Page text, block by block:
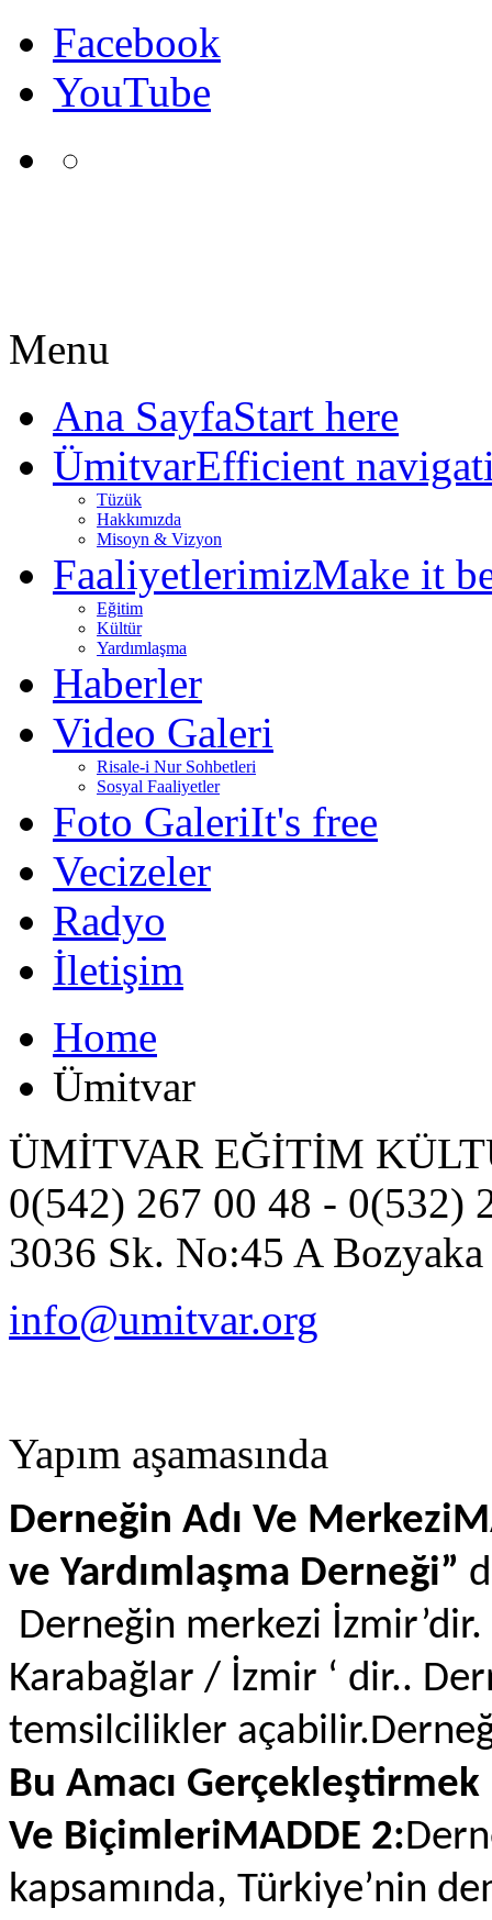
Facebook
YouTube
Menu
Ana SayfaStart here
ÜmitvarEfficient
Tüzük
Hakkımızda
Misoyn & Vizyon
FaaliyetlerimizMake it
Eğitim
Kültür
Yardımlaşma
Haberler
Video Galeri
Risale-i Nur Sohbetleri
Sosyal Faaliyetler
Foto GaleriIt's free
Vecizeler
Radyo
İletişim
Home
Ümitvar
ÜMİTVAR EĞİTİM
0(542) 267 00 48 - 0(532)
3036 Sk. No:45 A
info@umitvar.org
Yapım aşamasında
Derneğin Adı Ve
ve Yardımlaşma Derneği”
Derneğin merkezi
Karabağlar / İzmir ‘ dir..
temsilcilikler
Bu Amacı
Ve BiçimleriMADDE 2:
kapsamında, Türkiye’nin